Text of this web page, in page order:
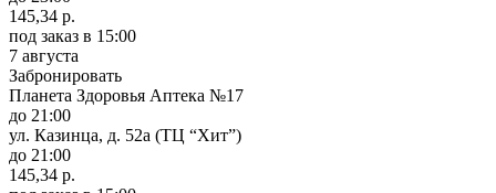
145,34 р.
под заказ в 15:00
7 августа
Забронировать
Планета Здоровья Аптека №17
до 21:00
ул. Казинца, д. 52а (ТЦ “Хит”)
до 21:00
145,34 р.